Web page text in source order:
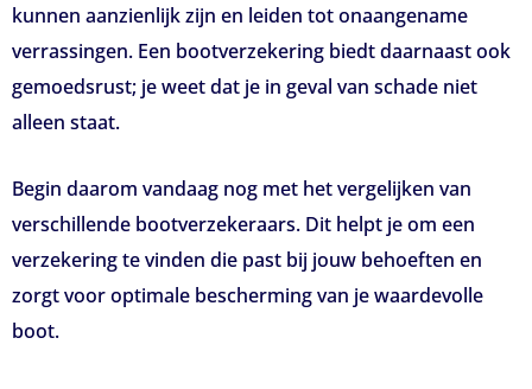
kunnen aanzienlijk zijn en leiden tot onaangename
verrassingen. Een bootverzekering biedt daarnaast ook
gemoedsrust; je weet dat je in geval van schade niet
alleen staat.
Begin daarom vandaag nog met het vergelijken van
verschillende bootverzekeraars. Dit helpt je om een
verzekering te vinden die past bij jouw behoeften en
zorgt voor optimale bescherming van je waardevolle
boot.